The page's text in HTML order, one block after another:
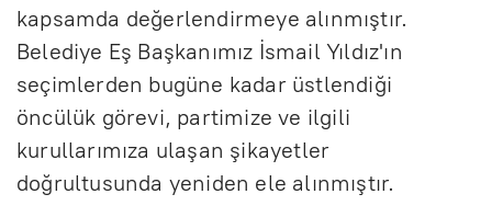
kapsamda değerlendirmeye alınmıştır.
Belediye Eş Başkanımız İsmail Yıldız'ın
seçimlerden bugüne kadar üstlendiği
öncülük görevi, partimize ve ilgili
kurullarımıza ulaşan şikayetler
doğrultusunda yeniden ele alınmıştır.